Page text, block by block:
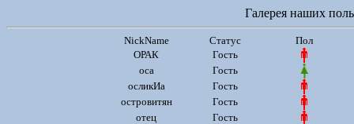
Галерея наших
NickName Статус
Пол
ОРАК
Гость
оса
Гость
осликИа
Гость
островитян
Гость
отец
Гость